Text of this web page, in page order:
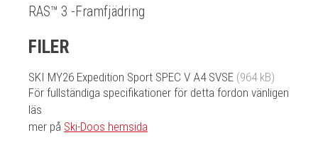
RAS™ 3 -Framfjädring
FILER
SKI MY26 Expedition Sport SPEC V A4 SVSE (964 kB)
För fullständiga specifikationer för detta fordon vänligen
läs
mer på Ski-Doos hemsida